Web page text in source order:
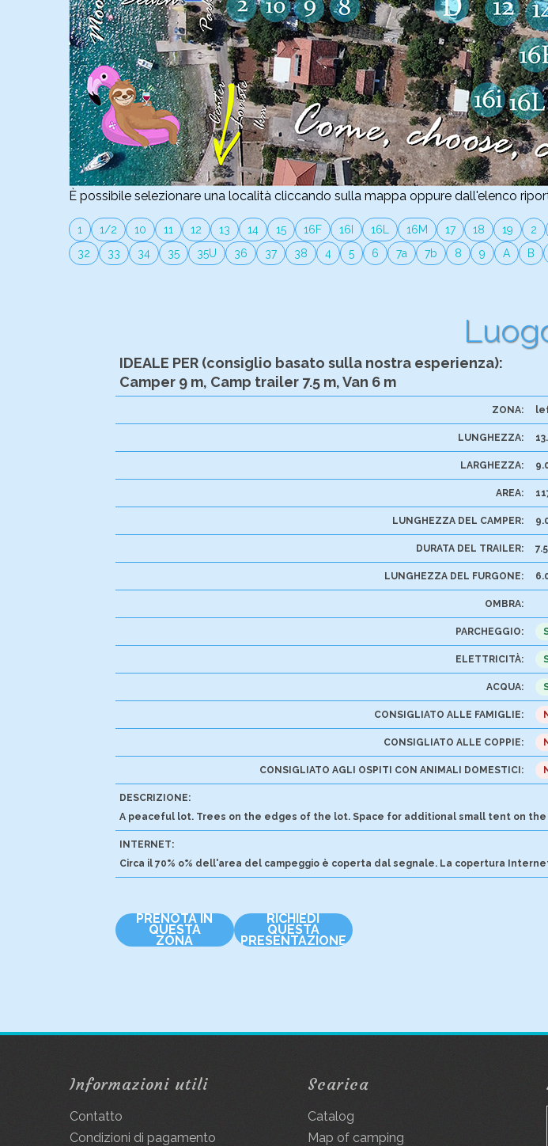
È possibile selezionare una località cliccando sulla mappa oppure dall'elenco
1 1/2 10 11 12 13 14 15 16F 16I 16L 16M 17 18 19 2
32
33 34 35 35U 36 37 38 4 5 6 7a 7b 8 9 A B
IDEALE PER (consiglio basato sulla nostra esperienza):
Camper 9 m, Camp trailer 7.5 m, Van 6 m
ZONA:
LUNGHEZZA:
LARGHEZZA:
AREA:
LUNGHEZZA DEL CAMPER:
DURATA DEL TRAILER:
LUNGHEZZA DEL FURGONE:
OMBRA:
PARCHEGGIO:
ELETTRICITÀ:
ACQUA:
CONSIGLIATO ALLE FAMIGLIE:
CONSIGLIATO ALLE COPPIE:
CONSIGLIATO AGLI OSPITI CON ANIMALI DOMESTICI:
DESCRIZIONE:
A peaceful lot. Trees on the edges of the lot. Space for additional small tent on the
INTERNET:
Circa il 70% o% dell'area del campeggio è coperta dal segnale. La copertura
PRENOTA IN
QUESTA
ZONA
RICHIEDI
QUESTA
PRESENTAZIONE
Informazioni utili
Contatto
Condizioni di pagamento
Scarica
Catalog
Map of camping